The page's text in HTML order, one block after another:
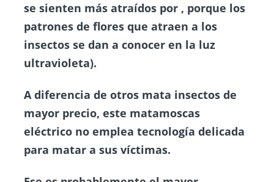
se sienten más atraídos por , porque los
patrones de flores que atraen a los
insectos se dan a conocer en la luz
ultravioleta).
A diferencia de otros mata insectos de
mayor precio, este matamoscas
eléctrico no emplea tecnología delicada
para matar a sus víctimas.